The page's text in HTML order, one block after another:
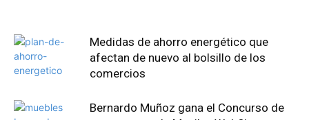
Medidas de ahorro energético que
afectan de nuevo al bolsillo de los
comercios
Bernardo Muñoz gana el Concurso de